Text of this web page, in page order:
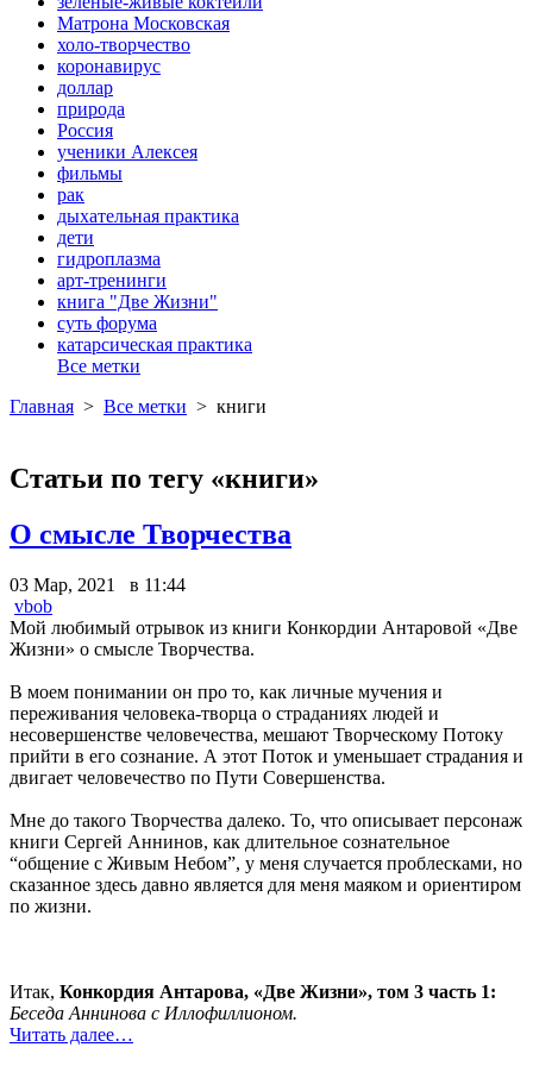
Матрона Московская
холо-творчество
коронавирус
доллар
природа
Россия
ученики Алексея
фильмы
рак
дыхательная практика
дети
гидроплазма
арт-тренинги
книга "Две Жизни"
суть форума
катарсическая практика
Все метки
Главная > Все метки > книги
Статьи по тегу «книги»
О смысле Творчества
03 Мар, 2021 в 11:44
vbob
Мой любимый отрывок из книги Конкордии Антаровой «Две
Жизни» о смысле Творчества.
В моем понимании он про то, как личные мучения и
переживания человека-творца о страданиях людей и
несовершенстве человечества, мешают Творческому Потоку
прийти в его сознание. А этот Поток и уменьшает страдания и
двигает человечество по Пути Совершенства.
Мне до такого Творчества далеко. То, что описывает персонаж
книги Сергей Аннинов, как длительное сознательное
“общение с Живым Небом”, у меня случается проблесками, но
сказанное здесь давно является для меня маяком и ориентиром
по жизни.
Итак, Конкордия Антарова, «Две Жизни», том 3 часть 1:
Беседа Аннинова с Иллофиллионом.
Читать далее…